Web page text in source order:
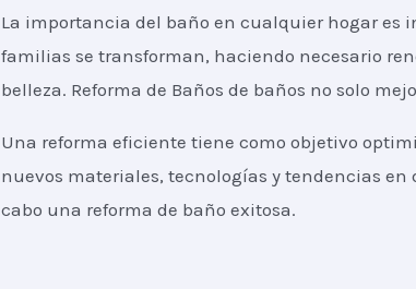
La importancia del baño en cualquier hogar es
familias se transforman, haciendo necesario
belleza. Reforma de Baños de baños no solo
Una reforma eficiente tiene como objetivo
nuevos materiales, tecnologías y tendencias
cabo una reforma de baño exitosa.